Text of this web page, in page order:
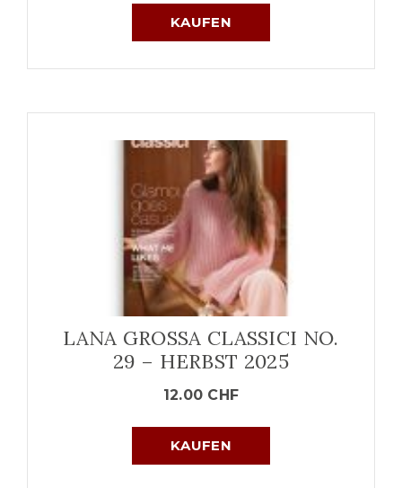
KAUFEN
LANA GROSSA CLASSICI NO.
29 – HERBST 2025
12.00 CHF
KAUFEN